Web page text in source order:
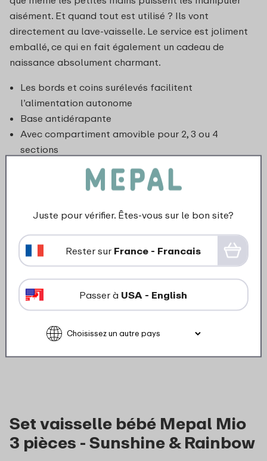
aisément. Et quand tout est utilisé ? Ils vont
directement au lave-vaisselle. Le service est joliment
emballé, ce qui en fait également un cadeau de
naissance absolument charmant.
Les bords et coins surélevés facilitent
l’alimentation autonome
Base antidérapante
Avec compartiment amovible pour 2, 3 ou 4
sections
Set vaisselle bébé Mepal Mio
3 pièces - Sunshine & Rainbow
Juste pour vérifier. Êtes-vous sur le bon site?
Rester sur France - Francais
Passer à USA - English